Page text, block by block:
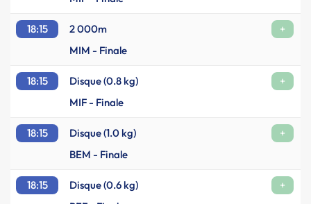
18:15 2 000m
+
MIM - Finale
18:15 Disque (0.8 kg)
+
MIF - Finale
18:15 Disque (1.0 kg)
+
BEM - Finale
18:15 Disque (0.6 kg)
+